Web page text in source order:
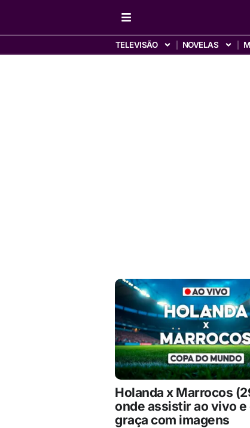
TELEVISÃO NOVELAS
Holanda x Marrocos
onde assistir ao vivo e
graça com imagens